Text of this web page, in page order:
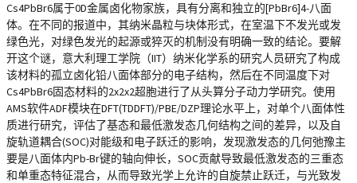
Cs4PbBr6属于0D金属卤化物家族，具有分离和独立的[PbBr6]4-八面
体。在不同的报道中，其纳米晶粒与块体形式，在室温下不发光或发
绿色光，对绿色发光的起源或猝灭的机制没有明确一致的结论。要解
开这个谜，意大利理工学院（IIT）纳米化学系的研究人员研究了构成
该材料的孤立卤化铅八面体部分的电子结构，然后在不同温度下对
Cs4PbBr6固态材料的2x2x2超胞进行了从头算分子动力学研究。使用
AMS软件ADF模块在DFT(TDDFT)/PBE/DZP理论水平上，对单个八面体性
质进行研究，评估了基态和最低激发态几何结构之间的差异，以及自
旋轨道耦合(SOC)对能级和电子跃迁的影响，发现激发态的几何弛豫主
要是八面体内Pb-Br键的轴向伸长，SOC贡献导致最低激发态的三重态
和单重态特征混合，从而导致光学上允许的自旋禁止跃迁，与光致发